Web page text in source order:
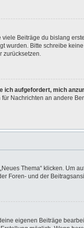
Beiträge du bislang
wurden. Bitte schreibe
ich aufgefordert, mich
Nachrichten an andere
Thema“ klicken. Um
und der
eigenen Beiträge